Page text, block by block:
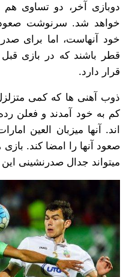
دوبازی آخر، دو تساوی هم
خواهد شد. سرنوشت صعود
خود آنهاست، اما برای
قطر باشند که در بازی
قرار دارد.
ذوب آهنی ها که کمی
کم به خود آمدند و فعلن
اند. آنها میزبان العین
صعود آنها را امضا کند. بازی
میتواند جدال صدرنشینی